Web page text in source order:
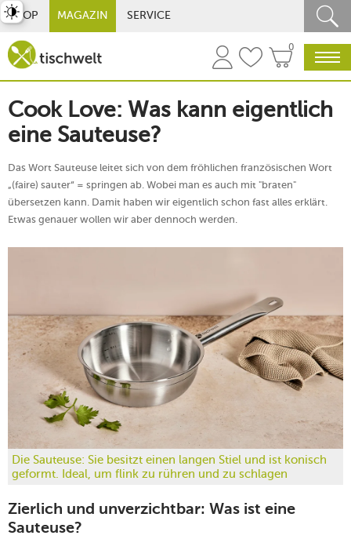
SHOP MAGAZIN SERVICE
0
Cook Love: Was kann eigentlich
eine Sauteuse?
Das Wort Sauteuse leitet sich von dem fröhlichen französischen Wort
„(faire) sauter“ = springen ab. Wobei man es auch mit "braten"
übersetzen kann. Damit haben wir eigentlich schon fast alles erklärt.
Etwas genauer wollen wir aber dennoch werden.
Die Sauteuse: Sie besitzt einen langen Stiel und ist konisch
geformt. Ideal, um flink zu rühren und zu schlagen
Zierlich und unverzichtbar: Was ist eine
Sauteuse?
umschalten